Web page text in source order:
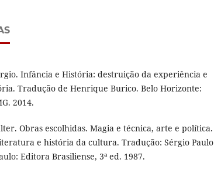
Infância e História: destruição da experiência e
Tradução de Henrique Burico. Belo Horizonte:
2014.
Obras escolhidas. Magia e técnica, arte e política.
e história da cultura. Tradução: Sérgio Paulo
Editora Brasiliense, 3ª ed. 1987.